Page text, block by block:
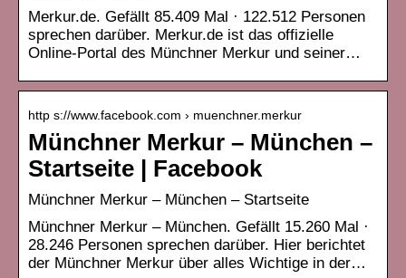
Merkur.de. Gefällt 85.409 Mal · 122.512 Personen
sprechen darüber. Merkur.de ist das offizielle
Online-Portal des Münchner Merkur und seiner…
http s://www.facebook.com › muenchner.merkur
Münchner Merkur – München –
Startseite | Facebook
Münchner Merkur – München – Startseite
Münchner Merkur – München. Gefällt 15.260 Mal ·
28.246 Personen sprechen darüber. Hier berichtet
der Münchner Merkur über alles Wichtige in der…